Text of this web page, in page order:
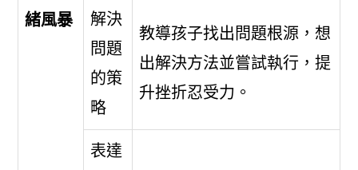
緒風暴
解決
問題
的策
略
教導孩子找出問題根源，想
出解決方法並嘗試執行，提
升挫折忍受力。
表達